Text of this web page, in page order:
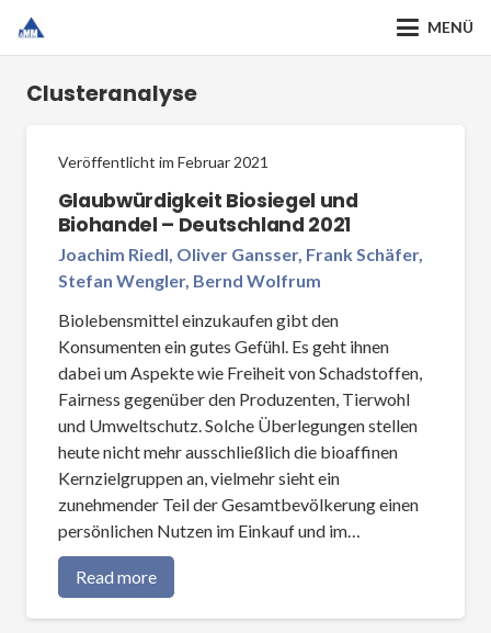
MENÜ
Clusteranalyse
Veröffentlicht im Februar 2021
Glaubwürdigkeit Biosiegel und
Biohandel – Deutschland 2021
Joachim Riedl, Oliver Gansser, Frank Schäfer,
Stefan Wengler, Bernd Wolfrum
Biolebensmittel einzukaufen gibt den
Konsumenten ein gutes Gefühl. Es geht ihnen
dabei um Aspekte wie Freiheit von Schadstoffen,
Fairness gegenüber den Produzenten, Tierwohl
und Umweltschutz. Solche Überlegungen stellen
heute nicht mehr ausschließlich die bioaffinen
Kernzielgruppen an, vielmehr sieht ein
zunehmender Teil der Gesamtbevölkerung einen
persönlichen Nutzen im Einkauf und im…
Read more